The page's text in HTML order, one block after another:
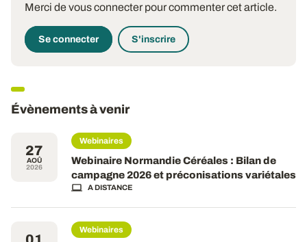
Merci de vous connecter pour commenter cet article.
Se connecter S'inscrire
Évènements à venir
27
AOÛ
2026
Webinaires
Webinaire Normandie Céréales : Bilan de
campagne 2026 et préconisations variétales
A DISTANCE
Webinaires